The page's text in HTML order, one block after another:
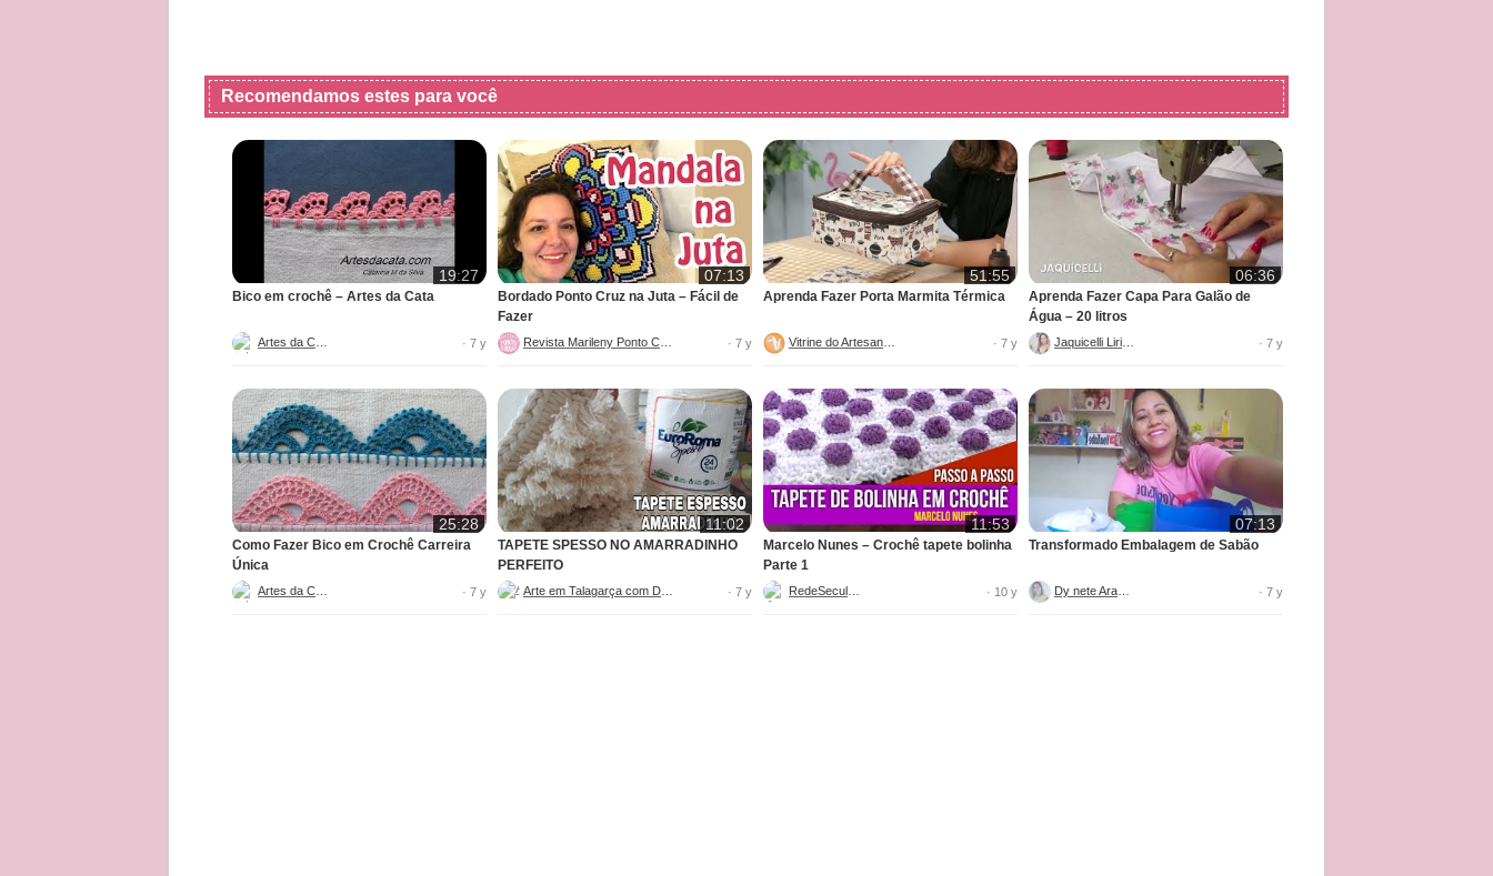
Recomendamos estes para você
19:27
Bico em crochê – Artes da Cata
· 7 y
07:13
Bordado Ponto Cruz na Juta – Fácil de
Fazer
· 7 y
51:55
Aprenda Fazer Porta Marmita Térmica
· 7 y
06:36
Aprenda Fazer Capa Para Galão de
Água – 20 litros
· 7 y
25:28
Como Fazer Bico em Crochê Carreira
Única
· 7 y
11:02
TAPETE SPESSO NO AMARRADINHO
PERFEITO
· 7 y
11:53
Marcelo Nunes – Crochê tapete bolinha
Parte 1
· 10 y
07:13
Transformado Embalagem de Sabão
· 7 y